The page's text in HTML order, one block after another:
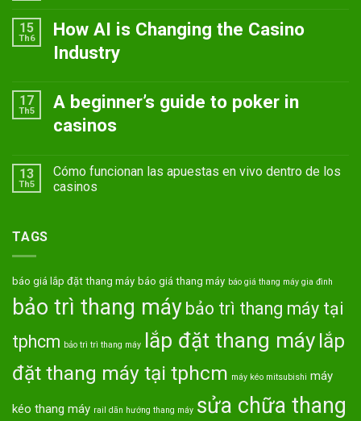
15
Th6
How AI is Changing the Casino
Industry
17
Th5
A beginner’s guide to poker in
casinos
13
Th5
Cómo funcionan las apuestas en vivo dentro de los
casinos
TAGS
báo giá lắp đặt thang máy báo giá thang máy báo giá thang máy gia đình
bảo trì thang máy bảo trì thang máy tại
tphcm bảo trì trì thang máy lắp đặt thang máy lắp
đặt thang máy tại tphcm máy kéo mitsubishi máy
kéo thang máy rail dãn hướng thang máy sửa chữa thang